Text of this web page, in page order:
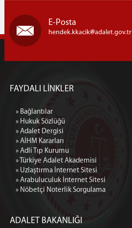
E-Posta
hendek.kkacik adalet.gov.tr
FAYDALI LİNKLER
» Bağlantılar
» Hukuk Sözlüğü
» Adalet Dergisi
» AİHM Kararları
» Adli Tıp Kurumu
» Türkiye Adalet Akademisi
» Uzlaştırma İnternet Sitesi
» Arabuluculuk İnternet Sitesi
» Nöbetçi Noterlik Sorgulama
ADALET BAKANLIĞI